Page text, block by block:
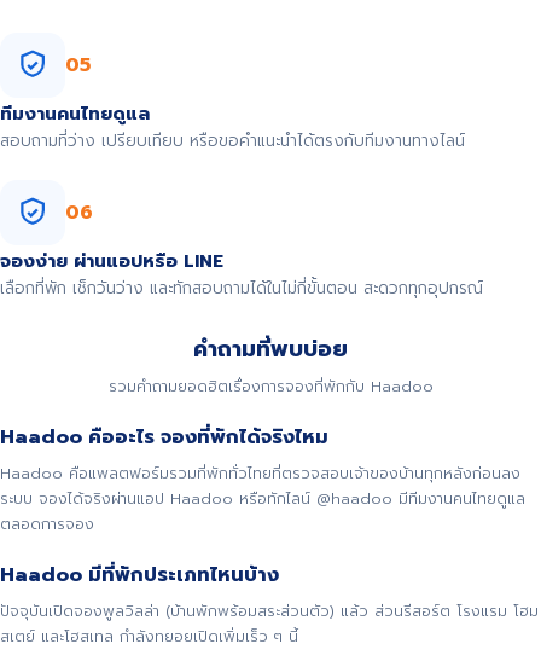
05
ทีมงานคนไทยดูแล
สอบถามที่ว่าง เปรียบเทียบ หรือขอคำแนะนำได้ตรงกับทีมงานทางไลน์
06
จองง่าย ผ่านแอปหรือ LINE
เลือกที่พัก เช็กวันว่าง และทักสอบถามได้ในไม่กี่ขั้นตอน สะดวกทุกอุปกรณ์
คำถามที่พบบ่อย
รวมคำถามยอดฮิตเรื่องการจองที่พักกับ Haadoo
Haadoo คืออะไร จองที่พักได้จริงไหม
Haadoo คือแพลตฟอร์มรวมที่พักทั่วไทยที่ตรวจสอบเจ้าของบ้านทุกหลังก่อนลง
ระบบ จองได้จริงผ่านแอป Haadoo หรือทักไลน์ @haadoo มีทีมงานคนไทยดูแล
ตลอดการจอง
Haadoo มีที่พักประเภทไหนบ้าง
ปัจจุบันเปิดจองพูลวิลล่า (บ้านพักพร้อมสระส่วนตัว) แล้ว ส่วนรีสอร์ต โรงแรม โฮม
สเตย์ และโฮสเทล กำลังทยอยเปิดเพิ่มเร็ว ๆ นี้